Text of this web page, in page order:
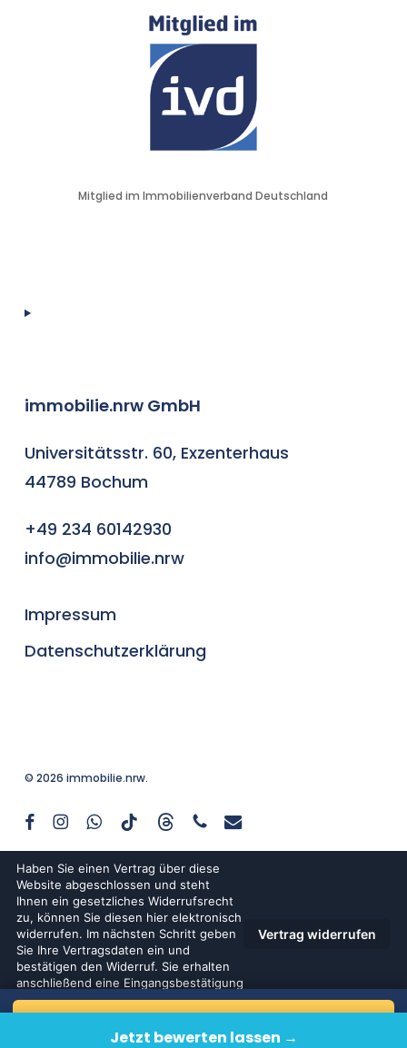
Mitglied im Immobilienverband Deutschland
immobilie.nrw GmbH
Universitätsstr. 60, Exzenterhaus
44789 Bochum
+49 234 60142930
info@immobilie.nrw
Impressum
Datenschutzerklärung
© 2026 immobilie.nrw.
facebookinstagramwhatsapp
tiktok threadsphoneemail
Jetzt bewerten lassen